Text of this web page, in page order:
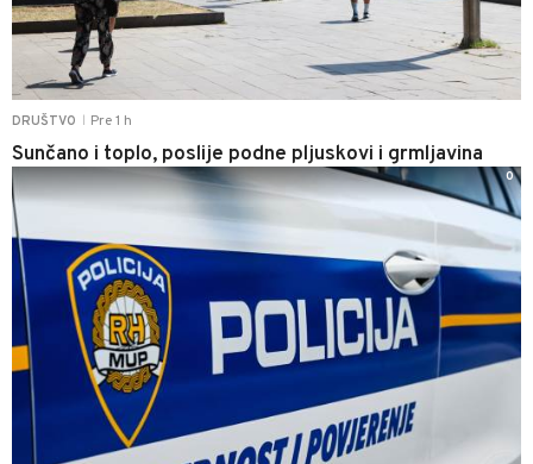
DRUŠTVO Pre 1 h
Sunčano i toplo, poslije podne pljuskovi i grmljavina
0